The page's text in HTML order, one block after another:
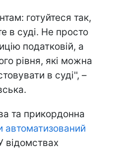
готуйтеся так,
в суді. Не просто
податковій, а
рівня, які можна
в суді'', –
та прикордонна
автоматизований
відомствах